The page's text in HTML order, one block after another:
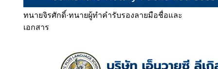
ทนายจิรศักดิ์·ทนายผู้ทำคำรับรองลายมือชื่อและ
เอกสาร